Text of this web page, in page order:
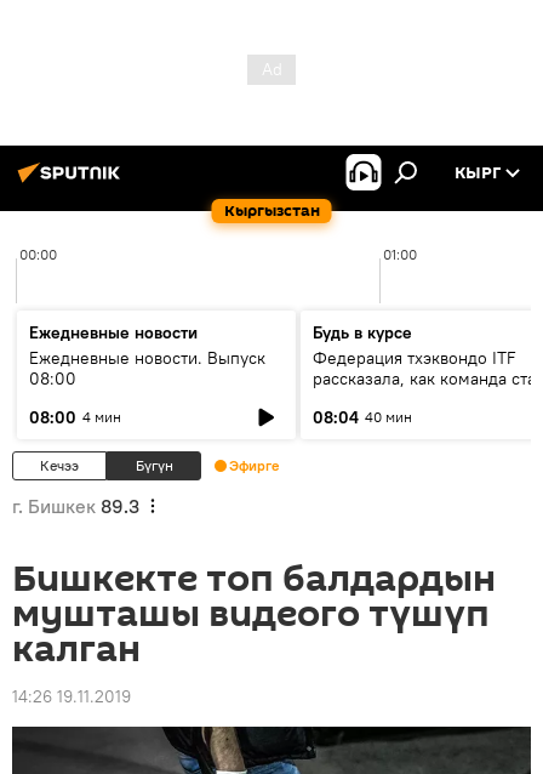
Кыргызстан
КЫРГ
00:00 01:00
Ежедневные новости
Ежедневные новости. Выпуск
08:00
08:00 4 мин
Будь в курсе
Федерация тхэквондо ITF
рассказала, как команда
08:04 40 мин
Кечээ Бүгүн Эфирге
г. Бишкек 89.3
Бишкекте топ балдардын
мушташы видеого түшүп
калган
14:26 19.11.2019